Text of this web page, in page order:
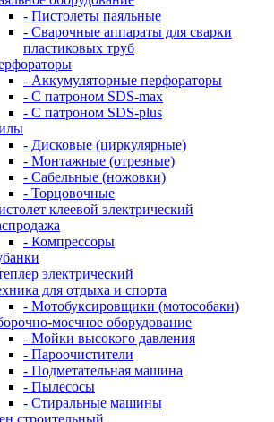
- Пистолеты паяльные
- Сварочные аппараты для сварки
пластиковых труб
- Аккумуляторные перфораторы
- С патроном SDS-max
- С патроном SDS-plus
- Дисковые (циркулярные)
- Монтажные (отрезные)
- Сабельные (ножовки)
- Торцовочные
клеевой электрический
- Компрессоры
электрический
для отдыха и спорта
- Мотобуксировщики (мотособаки)
моечное оборудование
- Мойки высокого давления
- Пароочистители
- Подметательная машина
- Пылесосы
- Стиральные машины
строительный